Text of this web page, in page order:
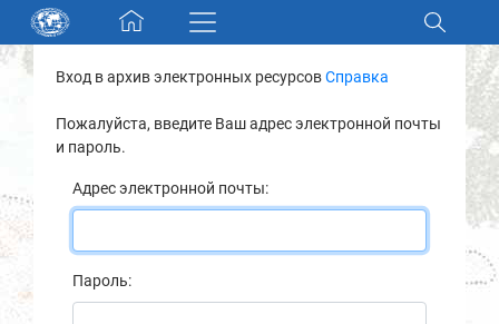
Skip navigation
Разделы и коллекции
Электронный каталог
Новости
О нас
Вход в архив электронных ресурсовСправка
Пожалуйста, введите Ваш адрес электронной почты
и пароль.
Адрес электронной почты:
Пароль: